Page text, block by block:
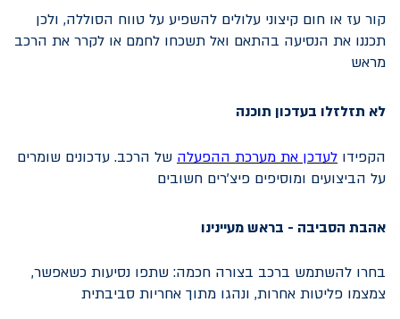
קור עז או חום קיצוני עלולים להשפיע על טווח הסוללה, ולכן
תכננו את הנסיעה בהתאם ואל תשכחו לחמם או לקרר את הרכב
מראש
לא תזלזלו בעדכון תוכנה
הקפידו לעדכן את מערכת ההפעלה של הרכב. עדכונים שומרים
על הביצועים ומוסיפים פיצ’רים חשובים
אהבת הסביבה - בראש מעיינינו
בחרו להשתמש ברכב בצורה חכמה: שתפו נסיעות כשאפשר,
צמצמו פליטות אחרות, ונהגו מתוך אחריות סביבתית